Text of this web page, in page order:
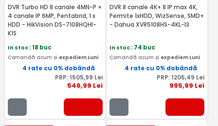
DVR Turbo HD 8 canale 4MN-P +
4 canale IP 6MP, Pentabrid, 1 x
HDD - HikVision DS-7108HQHI-
K1S
In stoc: 18 buc
Comandă acum și expediem Luni
4 rate cu 0% dobândă
PRP: 1505,99 Lei
546,99 Lei
DVR 8 canale 4K+ 8 IP max 4K,
Permite 1xHDD, WizSense, SMD+
- Dahua XVR5108HS-4KL-I3
In stoc: 74 buc
Comandă acum și expediem Luni
4 rate cu 0% dobândă
PRP: 1205,49 Lei
995,99 Lei